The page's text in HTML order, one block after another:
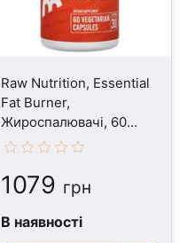
Raw Nutrition, Essential
Fat Burner,
Жироспалювачі, 60
капсул
1079 грн
В наявності